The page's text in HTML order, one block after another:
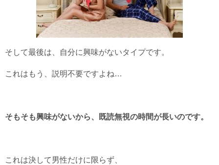
そして最後は、自分に興味がないタイプです。
これはもう、説明不要ですよね…
そもそも興味がないから、既読無視の時間が長いのです。
これは決して男性だけに限らず、